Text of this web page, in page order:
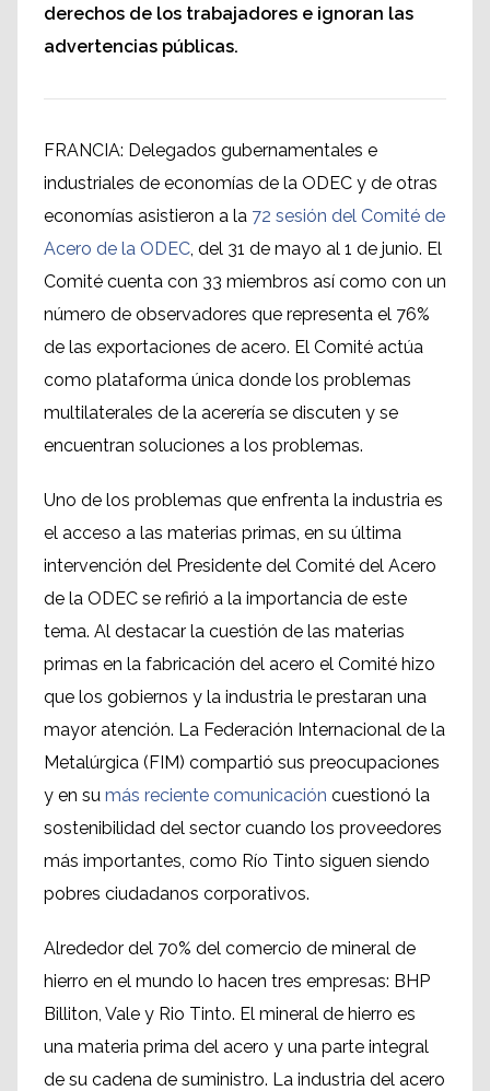
derechos de los trabajadores e ignoran las
advertencias públicas.
FRANCIA: Delegados gubernamentales e
industriales de economías de la ODEC y de otras
economías asistieron a la 72 sesión del Comité de
Acero de la ODEC, del 31 de mayo al 1 de junio. El
Comité cuenta con 33 miembros así como con un
número de observadores que representa el 76%
de las exportaciones de acero. El Comité actúa
como plataforma única donde los problemas
multilaterales de la acerería se discuten y se
encuentran soluciones a los problemas.
Uno de los problemas que enfrenta la industria es
el acceso a las materias primas, en su última
intervención del Presidente del Comité del Acero
de la ODEC se refirió a la importancia de este
tema. Al destacar la cuestión de las materias
primas en la fabricación del acero el Comité hizo
que los gobiernos y la industria le prestaran una
mayor atención. La Federación Internacional de la
Metalúrgica (FIM) compartió sus preocupaciones
y en su más reciente comunicación cuestionó la
sostenibilidad del sector cuando los proveedores
más importantes, como Río Tinto siguen siendo
pobres ciudadanos corporativos.
Alrededor del 70% del comercio de mineral de
hierro en el mundo lo hacen tres empresas: BHP
Billiton, Vale y Rio Tinto. El mineral de hierro es
una materia prima del acero y una parte integral
de su cadena de suministro. La industria del acero